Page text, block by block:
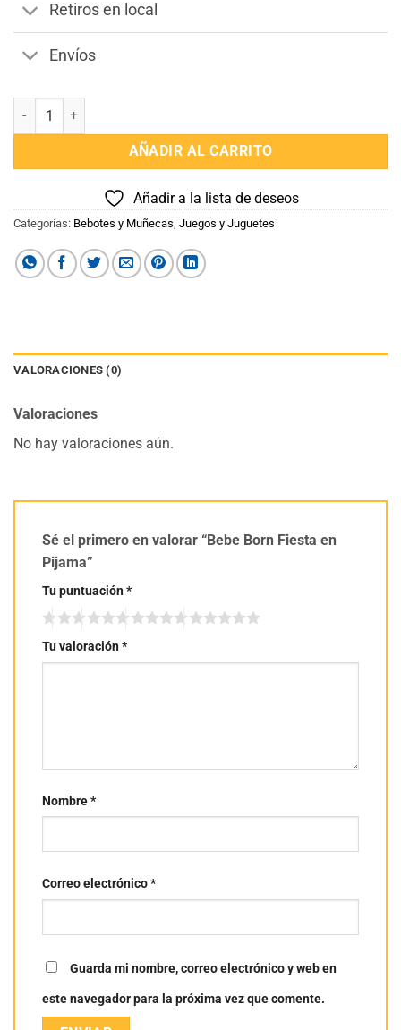
Retiros en local
Envíos
Bebe Born Fiesta en Pijama cantidad
AÑADIR AL CARRITO
Añadir a la lista de deseos
Categorías: Bebotes y Muñecas, Juegos y Juguetes
VALORACIONES (0)
Valoraciones
No hay valoraciones aún.
Sé el primero en valorar “Bebe Born Fiesta en
Pijama”
Tu puntuación*
Tu valoración*
Nombre*
Correo electrónico*
Guarda mi nombre, correo electrónico y web en
este navegador para la próxima vez que comente.